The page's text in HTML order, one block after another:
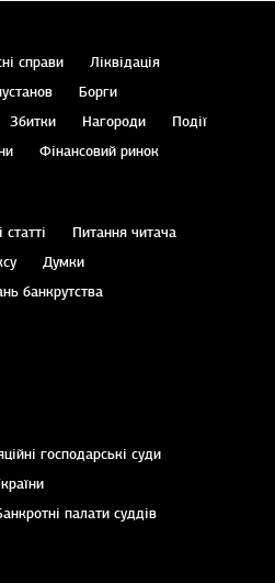
справи
Ліквідація
Борги
Збитки Нагороди
Події
Фінансовий ринок
Питання читача
Думки
банкрутства
господарські суди
палати суддів